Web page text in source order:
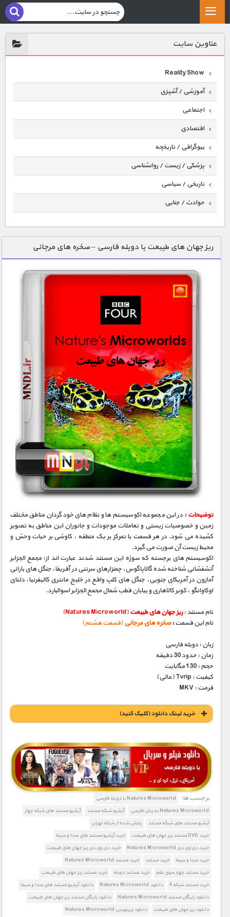
عناوين سايت
Reality Show
آموزشی / آشپزی
اجتماعی
اقتصادی
بیوگرافی / تاریخچه
پزشکی / زیست / روانشناسی
تاریخی / سیاسی
حوادث / جنایی
دنیای خوراکی ها
زمین شناسی / محیط زیست
سازه/ معماری/ مهندسی
سرگرمی
علم و فناوری
فرهنگ / هنر
کیهان / نجوم
گردشگری
ماورایی
مسابقات / ورزشی
مستند های اختصاصی
ریز جهان های طبیعت با دوبله فارسی – صخره های مرجانی
توضیحات :در این مجموعه اکوسیستم ها و نظام های خودگردان مناطق مختلف
زمین و خصوصیات زیستی و تعاملات موجودات و جانوران این مناطق به تصویر
کشیده می شود. در هر قسمت با تمرکز بر یک منطقه ، کاوشی بر حیات وحش و
محیط زیست آن صورت می گیرد.
اکوسیستم های برجسته که سوژه این مستند شدند عبارت اند از: مجمع الجزایر
آتشفشانی شناخته شده گالاپاگوس، چمنزارهای سرنتی در آفریقا، جنگل های بارانی
آمازون در آمریکای جنوبی، جنگل های کلپ واقع در خلیج مانتری کالیفرنیا، دلتای
اوکاوانگو ، کویر کالاهاری و بیابان قطب شمال مجمع الجزایر اسوالبارد.
نام مستند :ریز جهان های طبیعت(Natures Microworld)
نام این قسمت:صخره های مرجانی(قسمت هشتم)
زبان : دوبله فارسی
زمان : حدود 30 دقیقه
حجم : 130 مگابایت
کیفیت : Tvrip (عالی)
فرمت : MKV
خريد لينک دانلود (کليک کنيد)
1900 تومان – خريد لينک دانلود (افزودن به سبد خريد)
برچسب ها:
Natures Microworld با دوبله فارسی
Natures Microworld به زبان فارسی
آرشیو شبکه مستند
آرشیو مستند های شبکه چهار
آرشیو مستند های شبکه مستند
پخش شده از شبکه تهران
خرید DVD مستند ریز جهان های طبیعت
خرید آرشیو مستند های صدا و سیما
خرید دی وی دی Natures Microworld
خرید دی وی دی ریز جهان های طبیعت
خرید صدا و سیما
خرید مستند
خرید مستند Natures Microworld
خرید مستند چهار سوی علم
خرید مستند دوبله
خرید مستند ریز جهان های طبیعت
خرید مستند شبکه 4
دانلود Natures Microworld
دانلود آرشیو مستند های صدا و سیما
دانلود رایگان مستند Natures Microworld
دانلود رایگان مستند ریز جهان های طبیعت
دانلود ریز جهان های طبیعت
دانلود زیرنویس Natures Microworld